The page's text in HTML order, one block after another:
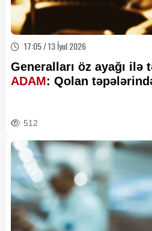
17:05 / 13 İyul 2026
Generalları öz ayağı ilə
ADAM: Qolan
512